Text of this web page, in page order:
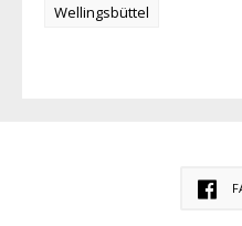
Wellingsbüttel